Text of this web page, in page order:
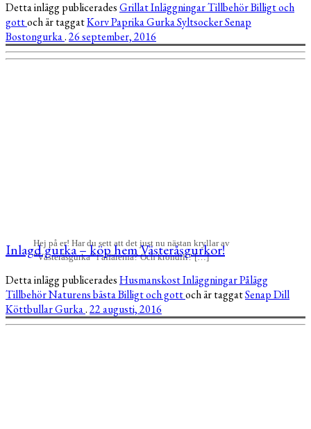
Detta inlägg publiceradesGrillatInläggningarTillbehörBilligt och
gottoch är taggatKorvPaprikaGurkaSyltsockerSenap
Bostongurka.26 september, 2016
Hej på er! Har du sett att det just nu nästan kryllar av
”Västeråsgurka” i affärerna? Och krondill? […]
Inlagd gurka – köp hem Västeråsgurkor!
Detta inlägg publiceradesHusmanskostInläggningarPålägg
TillbehörNaturens bästaBilligt och gottoch är taggatSenapDill
KöttbullarGurka.22 augusti, 2016